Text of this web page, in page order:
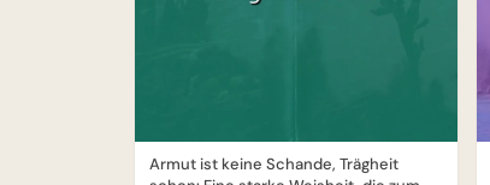
Armut ist keine Schande, Trägheit